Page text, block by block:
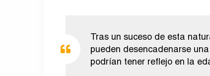
Tras un suceso de esta
pueden desencadenarse
podrían tener reflejo en la